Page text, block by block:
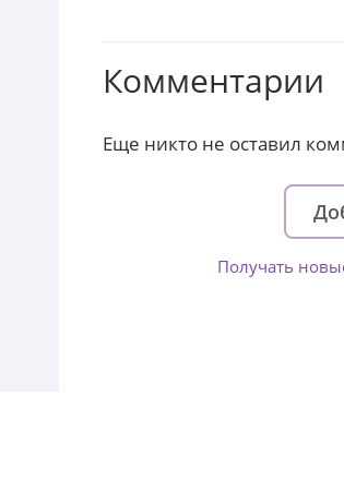
Комментарии
Еще никто не оставил
Получать